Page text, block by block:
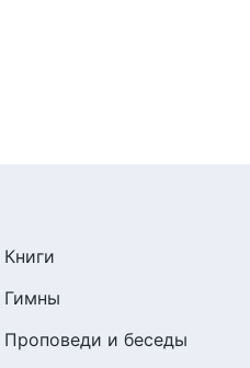
Книги
Гимны
Проповеди и беседы